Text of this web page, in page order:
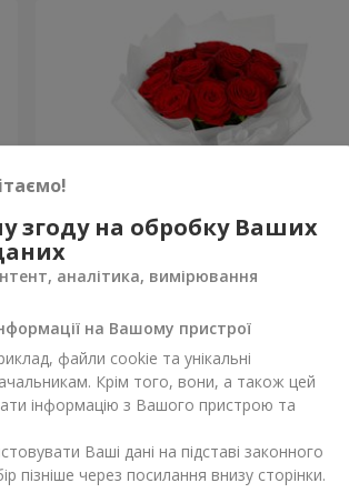
1 374 грн Замовити
згоду на обробку Ваших
аналітика, вимірювання
на Вашому пристрої
файли cookie та унікальні
Крім того, вони, а також цей
інформацію з Вашого пристрою та
Ваші дані на підставі законного
пізніше через посилання внизу сторінки.